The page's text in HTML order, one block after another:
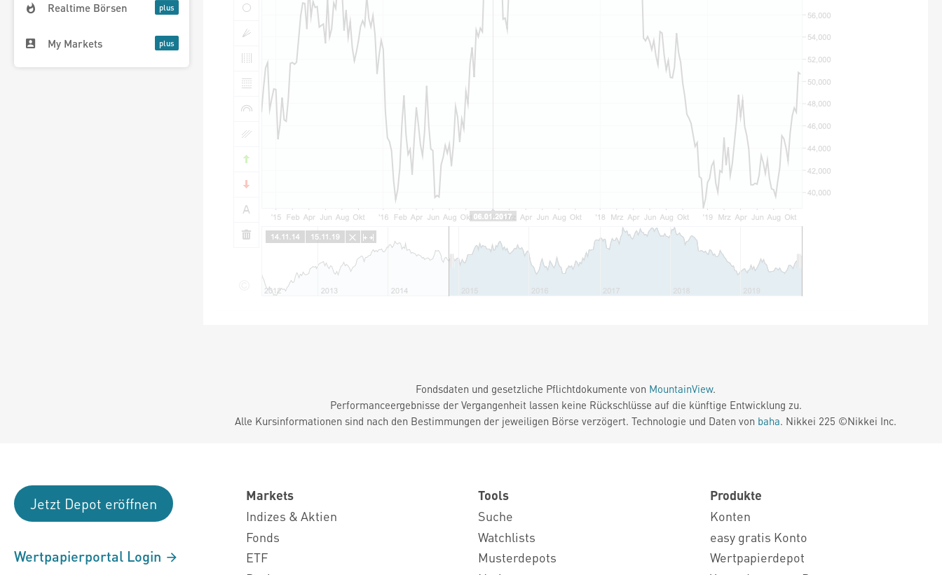
Realtime Börsen
My Markets
Fondsdaten und gesetzliche Pflichtdokumente von MountainView.
Performanceergebnisse der Vergangenheit lassen keine Rückschlüsse auf die künftige Entwicklung zu.
Alle Kursinformationen sind nach den Bestimmungen der jeweiligen Börse verzögert. Technologie und Daten von baha. Nikkei 225 ©Nikkei Inc.
Jetzt Depot eröffnen
Wertpapierportal Login
Markets
Indizes & Aktien
Fonds
ETF
Tools
Suche
Watchlists
Musterdepots
Produkte
Konten
easy gratis Konto
Wertpapierdepot